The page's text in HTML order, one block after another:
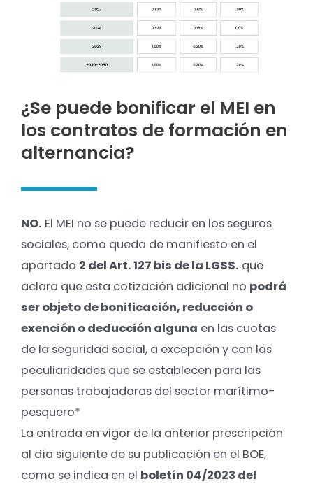
¿Se puede bonificar el MEI en
los contratos de formación en
alternancia?
NO. El MEI no se puede reducir en los seguros
sociales, como queda de manifiesto en el
apartado 2 del Art. 127 bis de la LGSS. que
aclara que esta cotización adicional no podrá
ser objeto de bonificación, reducción o
exención o deducción alguna en las cuotas
de la seguridad social, a excepción y con las
peculiaridades que se establecen para las
personas trabajadoras del sector marítimo-
pesquero*
La entrada en vigor de la anterior prescripción
al día siguiente de su publicación en el BOE,
como se indica en el boletín 04/2023 del